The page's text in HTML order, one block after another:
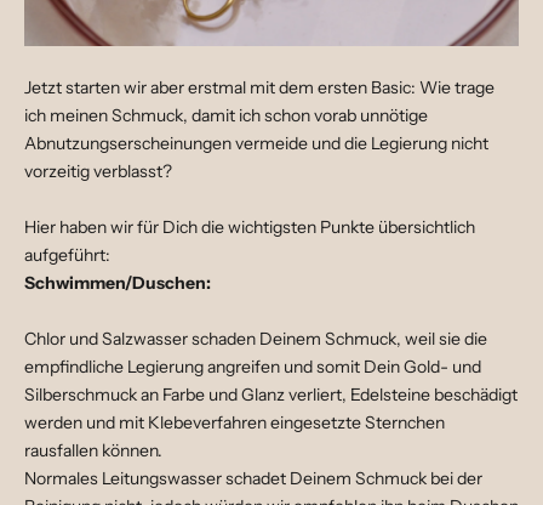
Jetzt starten wir aber erstmal mit dem ersten Basic: Wie trage
ich meinen Schmuck, damit ich schon vorab unnötige
Abnutzungserscheinungen vermeide und die Legierung nicht
vorzeitig verblasst?
Hier haben wir für Dich die wichtigsten Punkte übersichtlich
aufgeführt:
Schwimmen/Duschen:
Chlor und Salzwasser schaden Deinem Schmuck, weil sie die
empfindliche Legierung angreifen und somit Dein Gold- und
Silberschmuck an Farbe und Glanz verliert, Edelsteine beschädigt
werden und mit Klebeverfahren eingesetzte Sternchen
rausfallen können.
Normales Leitungswasser schadet Deinem Schmuck bei der